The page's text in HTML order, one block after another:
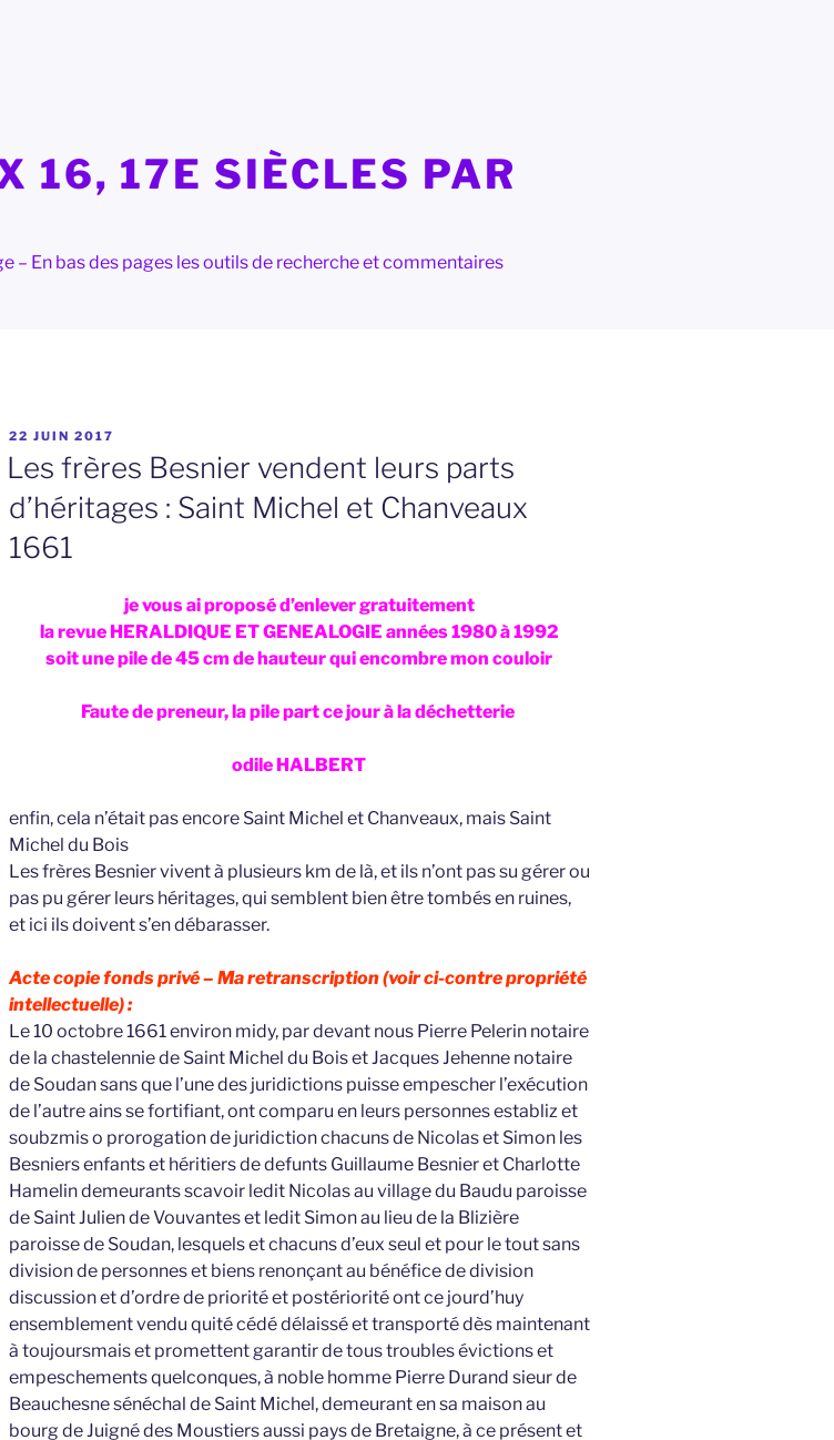
16, 17E SIÈCLES PAR
– En bas des pages les outils de recherche et commentaires
PUBLIÉ
LE
22 JUIN 2017
Les frères Besnier vendent leurs parts
d’héritages : Saint Michel et Chanveaux
1661
je vous ai proposé d’enlever gratuitement
la revue HERALDIQUE ET GENEALOGIE années 1980 à 1992
soit une pile de 45 cm de hauteur qui encombre mon couloir
Faute de preneur, la pile part ce jour à la déchetterie
odile HALBERT
enfin, cela n’était pas encore Saint Michel et Chanveaux, mais Saint
Michel du Bois
Les frères Besnier vivent à plusieurs km de là, et ils n’ont pas su gérer ou
pas pu gérer leurs héritages, qui semblent bien être tombés en ruines,
et ici ils doivent s’en débarasser.
Acte copie fonds privé – Ma retranscription (voir ci-contre propriété
intellectuelle) :
Le 10 octobre 1661 environ midy, par devant nous Pierre Pelerin notaire
de la chastelennie de Saint Michel du Bois et Jacques Jehenne notaire
de Soudan sans que l’une des juridictions puisse empescher l’exécution
de l’autre ains se fortifiant, ont comparu en leurs personnes establiz et
soubzmis o prorogation de juridiction chacuns de Nicolas et Simon les
Besniers enfants et héritiers de defunts Guillaume Besnier et Charlotte
Hamelin demeurants scavoir ledit Nicolas au village du Baudu paroisse
de Saint Julien de Vouvantes et ledit Simon au lieu de la Blizière
paroisse de Soudan, lesquels et chacuns d’eux seul et pour le tout sans
division de personnes et biens renonçant au bénéfice de division
discussion et d’ordre de priorité et postériorité ont ce jourd’huy
ensemblement vendu quité cédé délaissé et transporté dès maintenant
à toujoursmais et promettent garantir de tous troubles évictions et
empeschements quelconques, à noble homme Pierre Durand sieur de
Beauchesne sénéchal de Saint Michel, demeurant en sa maison au
bourg de Juigné des Moustiers aussi pays de Bretaigne, à ce présent et